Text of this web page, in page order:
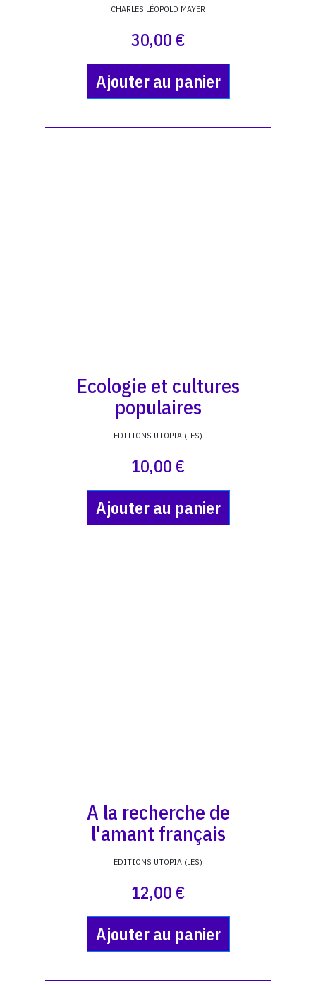
CHARLES LÉOPOLD MAYER
30,00 €
Ajouter au panier
Ecologie et cultures
populaires
EDITIONS UTOPIA (LES)
10,00 €
Ajouter au panier
A la recherche de
l'amant français
EDITIONS UTOPIA (LES)
12,00 €
Ajouter au panier